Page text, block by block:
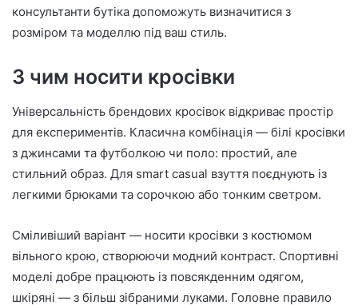
консультанти бутіка допоможуть визначитися з
розміром та моделлю під ваш стиль.
З чим носити кросівки
Універсальність брендових кросівок відкриває простір
для експериментів. Класична комбінація — білі кросівки
з джинсами та футболкою чи поло: простий, але
стильний образ. Для smart casual взуття поєднують із
легкими брюками та сорочкою або тонким светром.
Сміливіший варіант — носити кросівки з костюмом
вільного крою, створюючи модний контраст. Спортивні
моделі добре працюють із повсякденним одягом,
шкіряні — з більш зібраними луками. Головне правило